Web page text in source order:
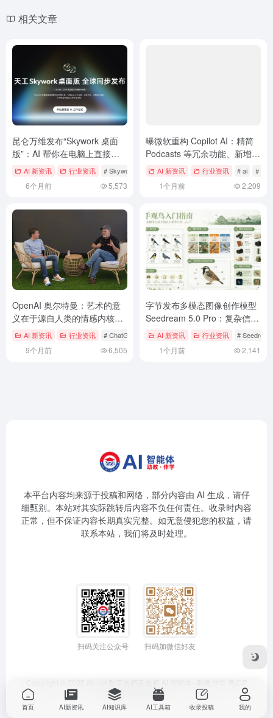
相关文章
昆仑万维发布“Skywork 桌面
版”：AI 帮你在电脑上直接干
活 AI 新资讯 行业资讯 # Skywork # 昆仑万维
6个月前 5,573
曝微软重构 Copilot AI：精简
Podcasts 等冗余功能、新增
AutoPilot 智能体
AI 新资讯 行业资讯 # ai #
1个月前 2,209
OpenAI 奥尔特曼：艺术的意
义在于源自人类的情感内核，
AI 即便写出“满分诗篇”也难以
AI 新资讯 行业资讯 # ChatGPT # OpenAI # 阿尔特曼
9个月前 6,505
字节发布多模态图像创作模型
Seedream 5.0 Pro：复杂信息
可视化、交互式精准编辑
AI 新资讯 行业资讯 #
1个月前 2,141
本平台内容均来源于投稿和网络，部分内容由 AI 生成，请仔
细甄别。本站对其实际跳转后内容不负任何责任。收录时内容
正常，但不保证内容长期真实完整。如无意侵犯您的权益，请
联系本站，我们将及时处理。
扫码关注公众号 扫码加微信好友
备2025399194号-1
首页 AI新资讯 AI知识库 AI工具箱 收录投稿 我的